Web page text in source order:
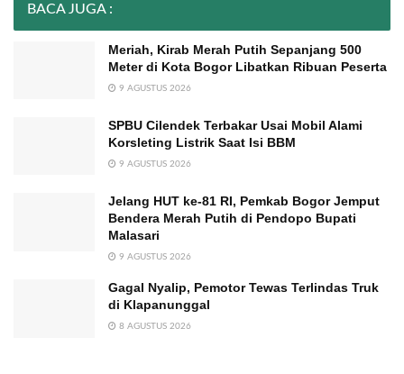
BACA JUGA :
Meriah, Kirab Merah Putih Sepanjang 500
Meter di Kota Bogor Libatkan Ribuan Peserta
9 AGUSTUS 2026
SPBU Cilendek Terbakar Usai Mobil Alami
Korsleting Listrik Saat Isi BBM
9 AGUSTUS 2026
Jelang HUT ke-81 RI, Pemkab Bogor Jemput
Bendera Merah Putih di Pendopo Bupati
Malasari
9 AGUSTUS 2026
Gagal Nyalip, Pemotor Tewas Terlindas Truk
di Klapanunggal
8 AGUSTUS 2026